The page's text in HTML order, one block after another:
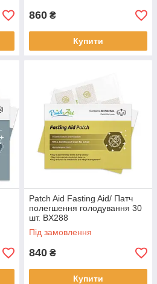
860 ₴
Купити
Patch Aid Fasting Aid/ Патч
полегшення голодування 30
шт. BX288
Під замовлення
840 ₴
Купити